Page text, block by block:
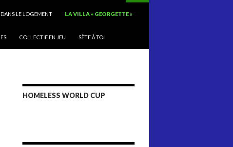
LE LOGEMENT LA VILLA « GEORGETTE »
COLLECTIF EN JEU SÈTE À TOI
HOMELESS WORLD CUP